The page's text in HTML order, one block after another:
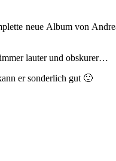
neue Album von
lauter und obskurer…
er sonderlich gut 🙁